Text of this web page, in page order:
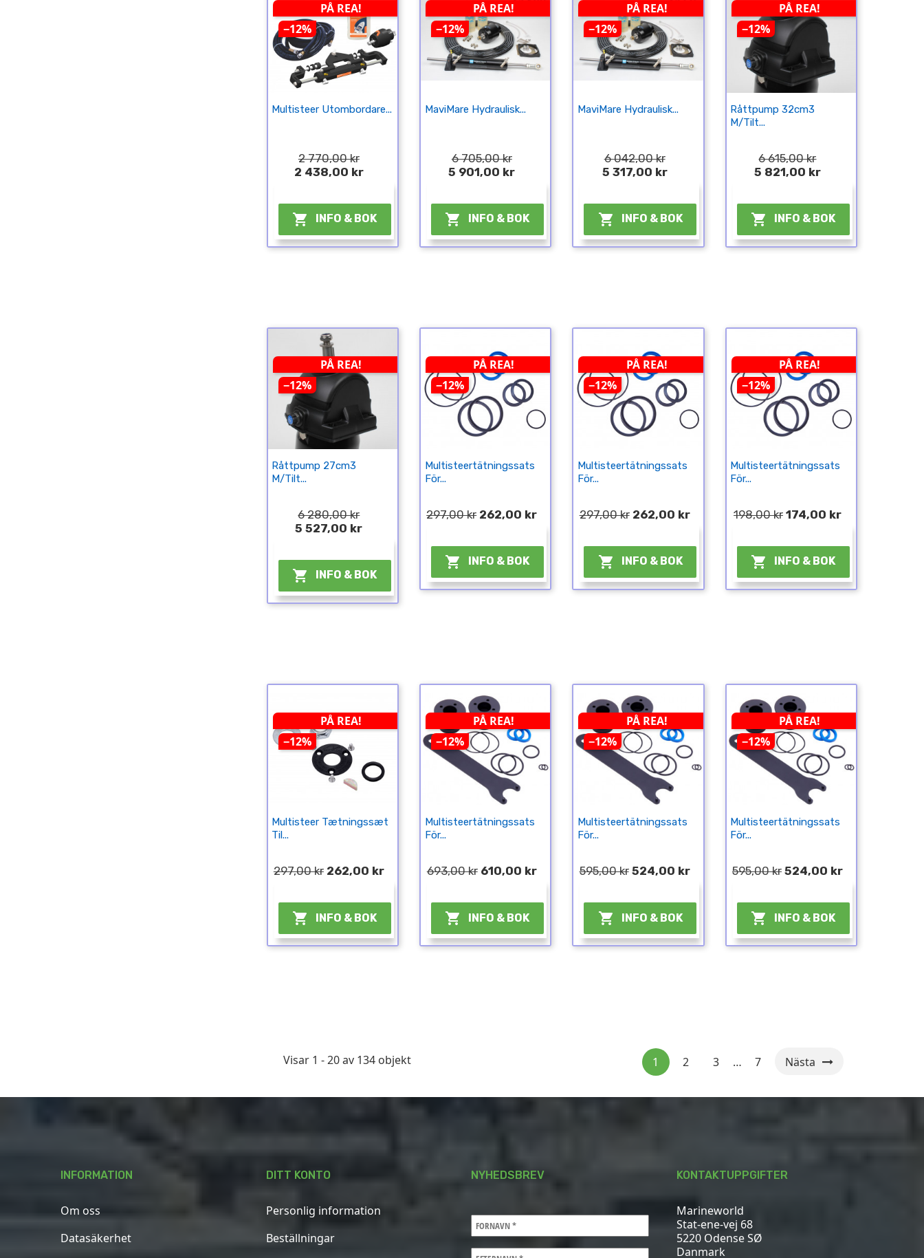
PÅ REA!
−12%
Multisteer Utombordare...
2 770,00 kr
2 438,00 kr
 INFO & BOK
PÅ REA!
−12%
MaviMare Hydraulisk...
6 705,00 kr
5 901,00 kr
 INFO & BOK
PÅ REA!
−12%
MaviMare Hydraulisk...
6 042,00 kr
5 317,00 kr
 INFO & BOK
PÅ REA!
−12%
Råttpump 32cm3
M/tilt...
6 615,00 kr
5 821,00 kr
 INFO & BOK
PÅ REA!
−12%
Råttpump 27cm3
M/tilt...
6 280,00 kr
5 527,00 kr
 INFO & BOK
PÅ REA!
−12%
Multisteertätningssats
För...
297,00 kr 262,00 kr
 INFO & BOK
PÅ REA!
−12%
Multisteertätningssats
För...
297,00 kr 262,00 kr
 INFO & BOK
PÅ REA!
−12%
Multisteertätningssats
För...
198,00 kr 174,00 kr
 INFO & BOK
PÅ REA!
−12%
Multisteer Tætningssæt
Til...
297,00 kr 262,00 kr
 INFO & BOK
PÅ REA!
−12%
Multisteertätningssats
För...
693,00 kr 610,00 kr
 INFO & BOK
PÅ REA!
−12%
Multisteertätningssats
För...
595,00 kr 524,00 kr
 INFO & BOK
PÅ REA!
−12%
Multisteertätningssats
För...
595,00 kr 524,00 kr
 INFO & BOK
Visar 1 - 20 av 134 objekt 1 2 3 … 7 Nästa
INFORMATION
Om oss
Datasäkerhet
DITT KONTO
Personlig information
Beställningar
NYHEDSBREV KONTAKTUPPGIFTER
Marineworld
Stat-ene-vej 68
5220 Odense SØ
Danmark